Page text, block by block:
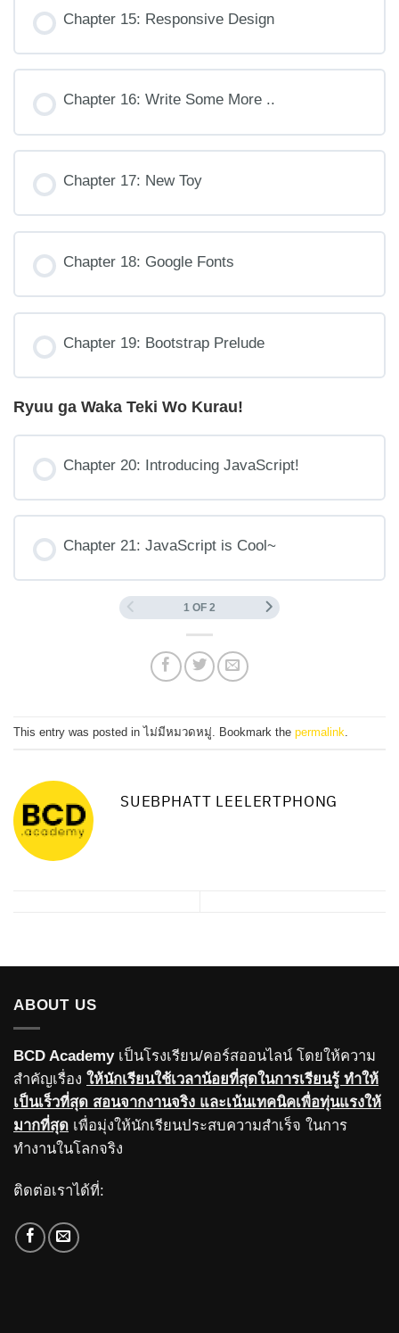
Chapter 15: Responsive Design
Chapter 16: Write Some More ..
Chapter 17: New Toy
Chapter 18: Google Fonts
Chapter 19: Bootstrap Prelude
Ryuu ga Waka Teki Wo Kurau!
Chapter 20: Introducing JavaScript!
Chapter 21: JavaScript is Cool~
1 OF 2
This entry was posted in ไม่มีหมวดหมู่. Bookmark the permalink.
SUEBPHATT LEELERTPHONG
ABOUT US
BCD Academyเป็นโรงเรียน/คอร์สออนไลน์ โดยให้ความ
สำคัญเรื่อง ให้นักเรียนใช้เวลาน้อยที่สุดในการเรียนรู้ ทำให้
เป็นเร็วที่สุด สอนจากงานจริง และเน้นเทคนิคเพื่อทุ่นแรงให้
มากที่สุด เพื่อมุ่งให้นักเรียนประสบความสำเร็จ ในการ
ทำงานในโลกจริง
ติดต่อเราได้ที่: